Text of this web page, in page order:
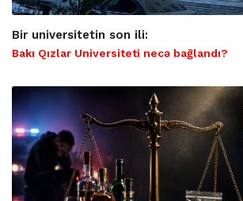
Bir universitetin son ili:
Bakı Qızlar Universiteti necə bağlandı?